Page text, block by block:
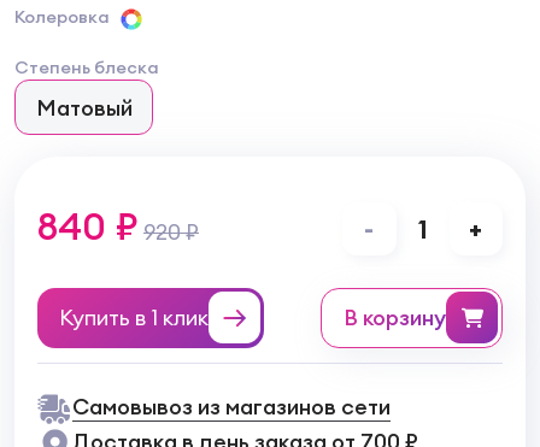
Колеровка
Степень блеска
Матовый
840 ₽ 920 ₽ - 1 +
Купить в 1 клик в корзину
Самовывоз из магазинов сети